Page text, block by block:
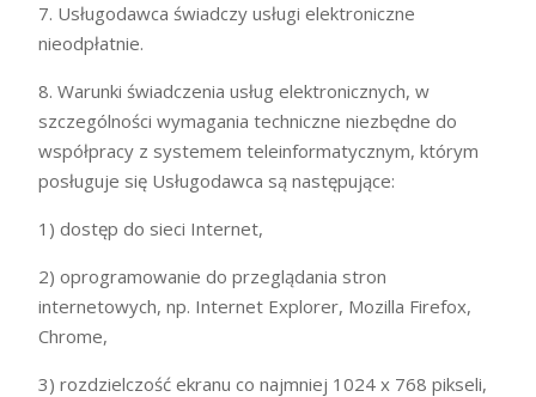
7. Usługodawca świadczy usługi elektroniczne
nieodpłatnie.
8. Warunki świadczenia usług elektronicznych, w
szczególności wymagania techniczne niezbędne do
współpracy z systemem teleinformatycznym, którym
posługuje się Usługodawca są następujące:
1) dostęp do sieci Internet,
2) oprogramowanie do przeglądania stron
internetowych, np. Internet Explorer, Mozilla Firefox,
Chrome,
3) rozdzielczość ekranu co najmniej 1024 x 768 pikseli,